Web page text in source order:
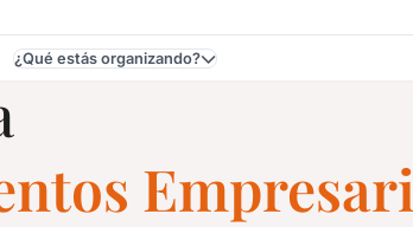
¿Qué estás organizando?